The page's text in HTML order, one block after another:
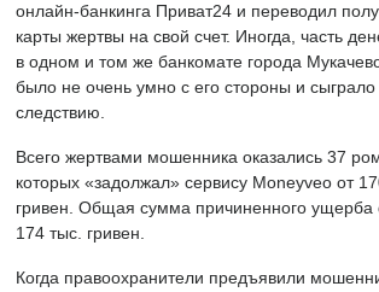
онлайн-банкинга Приват24 и переводил
карты жертвы на свой счет. Иногда, часть
в одном и том же банкомате города
было не очень умно с его стороны и сыграло
следствию.
Всего жертвами мошенника оказались 37
которых «задолжал» сервису Moneyveo от
гривен. Общая сумма причиненного ущерба
174 тыс. гривен.
Когда правоохранители предъявили